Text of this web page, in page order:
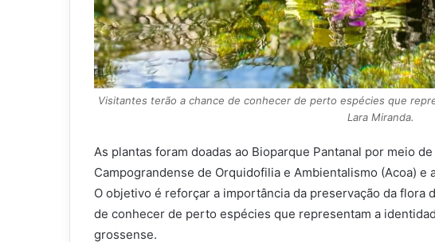
Visitantes terão a chance de conhecer de perto espécies que
Lara Miranda.
As plantas foram doadas ao Bioparque Pantanal por meio
Campograndense de Orquidofilia e Ambientalismo (Acoa) e
O objetivo é reforçar a importância da preservação da flora
de conhecer de perto espécies que representam a
grossense.